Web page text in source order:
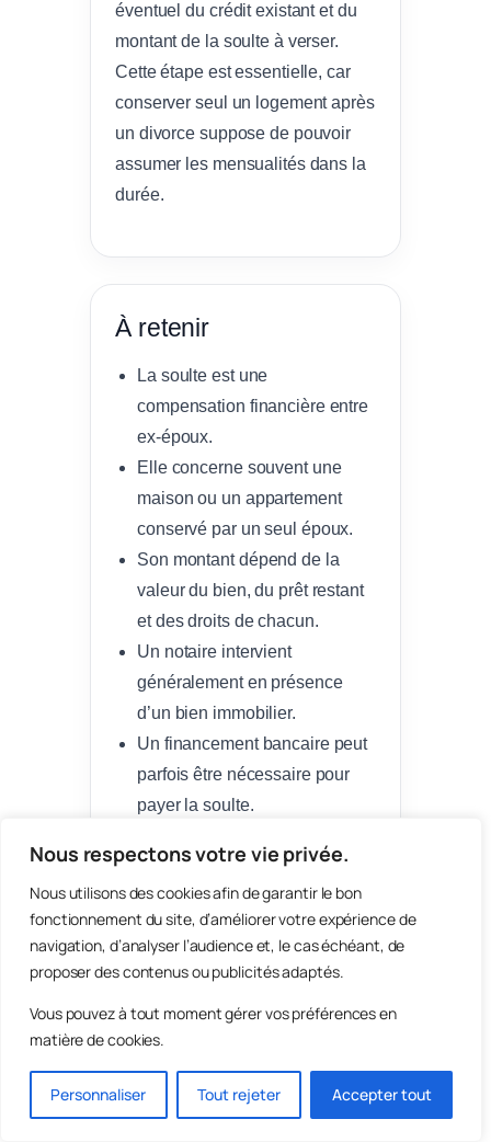
Nous respectons votre vie privée.
Nous utilisons des cookies afin de garantir le bon
fonctionnement du site, d’améliorer votre expérience de
navigation, d’analyser l’audience et, le cas échéant, de
proposer des contenus ou publicités adaptés.
Vous pouvez à tout moment gérer vos préférences en
matière de cookies.
Personnaliser Tout rejeter Accepter tout
éventuel du crédit existant et du
montant de la soulte à verser.
Cette étape est essentielle, car
conserver seul un logement après
un divorce suppose de pouvoir
assumer les mensualités dans la
durée.
À retenir
La soulte est une
compensation financière entre
ex-époux.
Elle concerne souvent une
maison ou un appartement
conservé par un seul époux.
Son montant dépend de la
valeur du bien, du prêt restant
et des droits de chacun.
Un notaire intervient
généralement en présence
d’un bien immobilier.
Un financement bancaire peut
parfois être nécessaire pour
payer la soulte.
Dans quels cas la
question revient souvent
?
Divorce à l’amiable avec
Maison achetée à deux
Crédit immobilier en
cours au moment de la